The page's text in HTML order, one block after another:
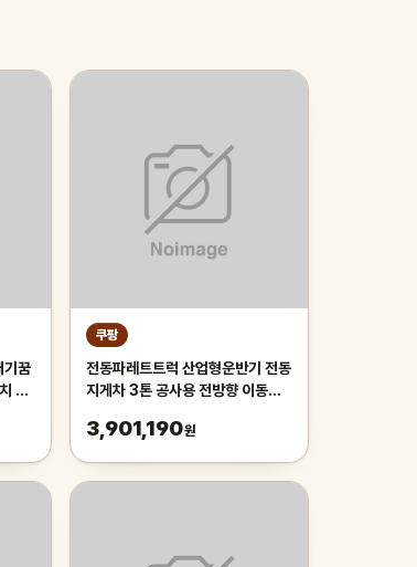
기꿈
전
쿠팡
전동파레트트럭 산업형운반기 전동
지게차 3톤 공사용 전방향 이동기
3,901,190원